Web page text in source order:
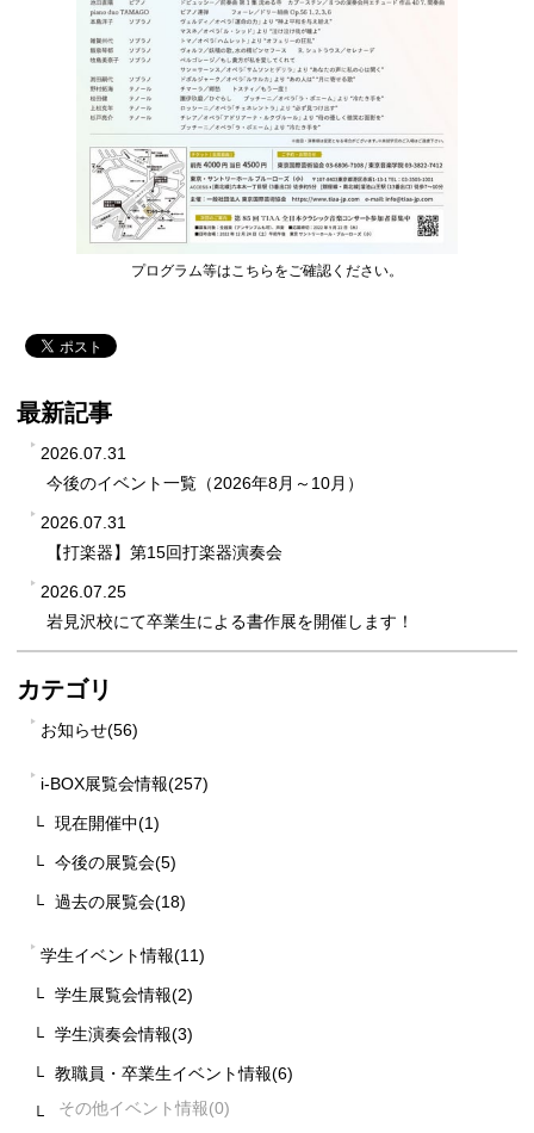
プログラム等はこちらをご確認ください。
最新記事
2026.07.31
今後のイベント一覧（2026年8月～10月）
2026.07.31
【打楽器】第15回打楽器演奏会
2026.07.25
岩見沢校にて卒業生による書作展を開催します！
カテゴリ
お知らせ(56)
i-BOX展覧会情報(257)
現在開催中(1)
今後の展覧会(5)
過去の展覧会(18)
学生イベント情報(11)
学生展覧会情報(2)
学生演奏会情報(3)
教職員・卒業生イベント情報(6)
その他イベント情報